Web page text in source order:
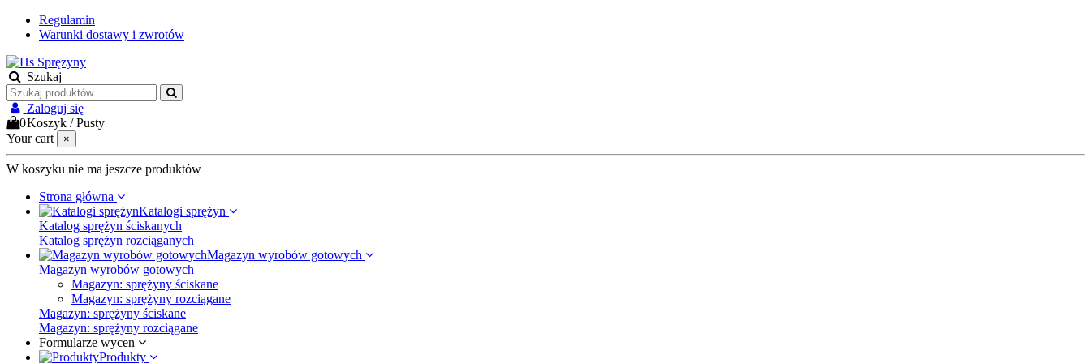
Regulamin
Warunki dostawy i zwrotów
Szukaj
Zaloguj się
0Koszyk /Pusty
Your cart
×
W koszyku nie ma jeszcze produktów
Strona główna
Katalogi sprężyn
Katalog sprężyn ściskanych
Katalog sprężyn rozciąganych
Magazyn wyrobów gotowych
Magazyn wyrobów gotowych
Magazyn: sprężyny ściskane
Magazyn: sprężyny rozciągane
Magazyn: sprężyny ściskane
Magazyn: sprężyny rozciągane
Formularze wycen
Produkty